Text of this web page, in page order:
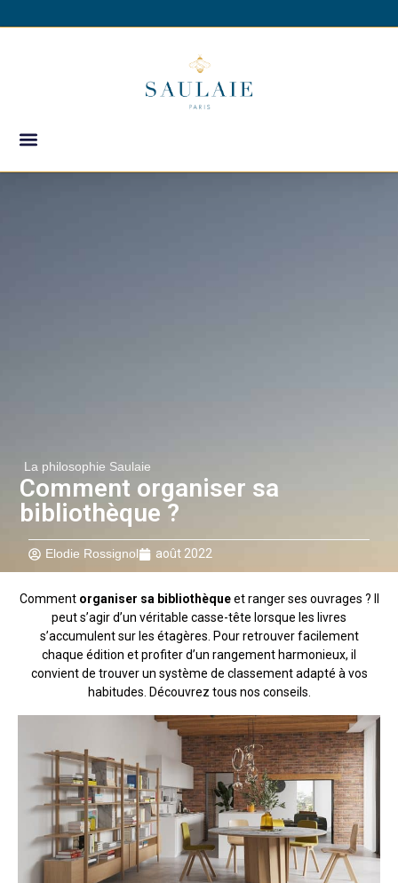
La philosophie Saulaie
Comment organiser sa
bibliothèque ?
Elodie Rossignol août 2022
Comment organiser sa bibliothèqueet ranger ses ouvrages ? Il
peut s’agir d’un véritable casse-tête lorsque les livres
s’accumulent sur les étagères. Pour retrouver facilement
chaque édition et profiter d’un rangement harmonieux, il
convient de trouver un système de classement adapté à vos
habitudes. Découvrez tous nos conseils.